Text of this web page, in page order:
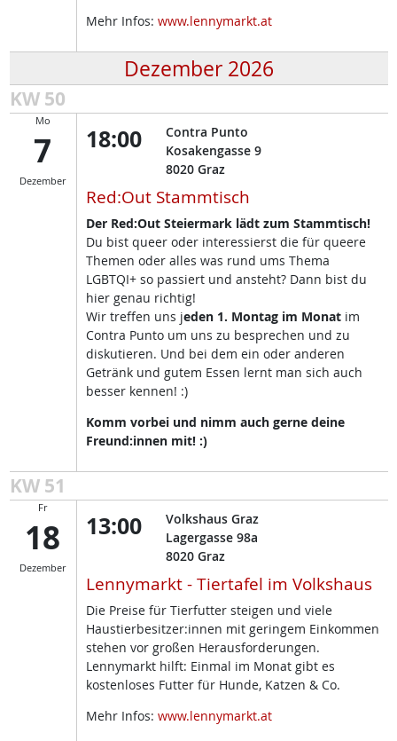
Mehr Infos: www.lennymarkt.at
Dezember 2026
KW 50
Mo
7
Dezember
18:00
Contra Punto
Kosakengasse 9
8020 Graz
Red:Out Stammtisch
Der Red:Out Steiermark lädt zum Stammtisch!
Du bist queer oder interessierst die für queere
Themen oder alles was rund ums Thema
LGBTQI+ so passiert und ansteht? Dann bist du
hier genau richtig!
Wir treffen uns jeden 1. Montag im Monat im
Contra Punto um uns zu besprechen und zu
diskutieren. Und bei dem ein oder anderen
Getränk und gutem Essen lernt man sich auch
besser kennen! :)
Komm vorbei und nimm auch gerne deine
Freund:innen mit! :)
KW 51
Fr
18
Dezember
13:00
Volkshaus Graz
Lagergasse 98a
8020 Graz
Lennymarkt - Tiertafel im Volkshaus
Die Preise für Tierfutter steigen und viele
Haustierbesitzer:innen mit geringem Einkommen
stehen vor großen Herausforderungen.
Lennymarkt hilft: Einmal im Monat gibt es
kostenloses Futter für Hunde, Katzen & Co.
Mehr Infos: www.lennymarkt.at